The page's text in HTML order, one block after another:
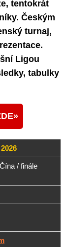
tentokrát
Českým
turnaj,
Ligou
tabulky
/ finále